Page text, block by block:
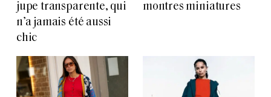
jupe transparente, qui
n’a jamais été aussi
chic
montres miniatures